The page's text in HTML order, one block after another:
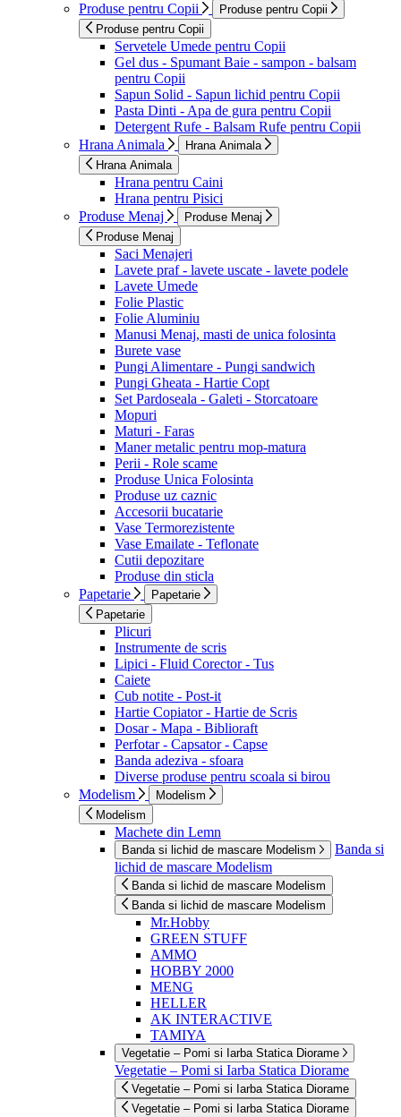
Produse pentru Copii
Produse pentru Copii
Produse pentru Copii
Servetele Umede pentru Copii
Gel dus - Spumant Baie - sampon - balsam
pentru Copii
Sapun Solid - Sapun lichid pentru Copii
Pasta Dinti - Apa de gura pentru Copii
Detergent Rufe - Balsam Rufe pentru Copii
Hrana Animala
Hrana Animala
Hrana Animala
Hrana pentru Caini
Hrana pentru Pisici
Produse Menaj
Produse Menaj
Produse Menaj
Saci Menajeri
Lavete praf - lavete uscate - lavete podele
Lavete Umede
Folie Plastic
Folie Aluminiu
Manusi Menaj, masti de unica folosinta
Burete vase
Pungi Alimentare - Pungi sandwich
Pungi Gheata - Hartie Copt
Set Pardoseala - Galeti - Storcatoare
Mopuri
Maturi - Faras
Maner metalic pentru mop-matura
Perii - Role scame
Produse Unica Folosinta
Produse uz caznic
Accesorii bucatarie
Vase Termorezistente
Vase Emailate - Teflonate
Cutii depozitare
Produse din sticla
Papetarie
Papetarie
Papetarie
Plicuri
Instrumente de scris
Lipici - Fluid Corector - Tus
Caiete
Cub notite - Post-it
Hartie Copiator - Hartie de Scris
Dosar - Mapa - Biblioraft
Perfotar - Capsator - Capse
Banda adeziva - sfoara
Diverse produse pentru scoala si birou
Modelism
Modelism
Modelism
Machete din Lemn
Banda si lichid de mascare Modelism
Banda si
lichid de mascare Modelism
Banda si lichid de mascare Modelism
Banda si lichid de mascare Modelism
Mr.Hobby
GREEN STUFF
AMMO
HOBBY 2000
MENG
HELLER
AK INTERACTIVE
TAMIYA
Vegetatie – Pomi si Iarba Statica Diorame
Vegetatie – Pomi si Iarba Statica Diorame
Vegetatie – Pomi si Iarba Statica Diorame
Vegetatie – Pomi si Iarba Statica Diorame